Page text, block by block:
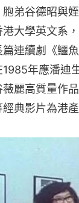
弟谷德昭與
大學英文系
連續劇《鱷
年應潘迪
麗高質量作
典影片為港